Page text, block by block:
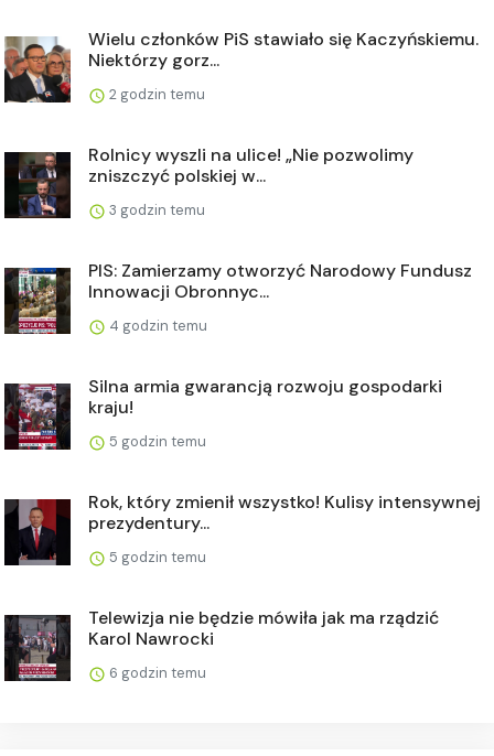
Wielu członków PiS stawiało się Kaczyńskiemu.
Niektórzy gorz...
2 godzin temu
Rolnicy wyszli na ulice! „Nie pozwolimy
zniszczyć polskiej w...
3 godzin temu
PIS: Zamierzamy otworzyć Narodowy Fundusz
Innowacji Obronnyc...
4 godzin temu
Silna armia gwarancją rozwoju gospodarki
kraju!
5 godzin temu
Rok, który zmienił wszystko! Kulisy intensywnej
prezydentury...
5 godzin temu
Telewizja nie będzie mówiła jak ma rządzić
Karol Nawrocki
6 godzin temu